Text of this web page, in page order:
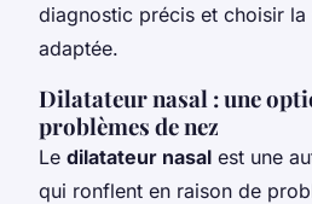
diagnostic précis et choisir
adaptée.
Dilatateur nasal : une
problèmes de nez
Le dilatateur nasal est une
qui ronflent en raison de